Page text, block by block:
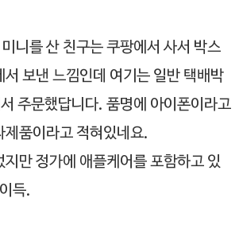
니를 산 친구는 쿠팡에서 사서 박스
보낸 느낌인데 여기는 일반 택배박
주문했답니다. 품명에 아이폰이라고
제품이라고 적혀있네요.
지만 정가에 애플케어를 포함하고 있
득.